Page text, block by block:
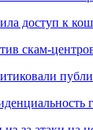
доступ к
скам-